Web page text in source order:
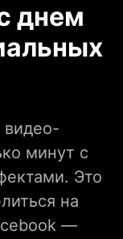
днем
видео-
минут с
Это
на
—